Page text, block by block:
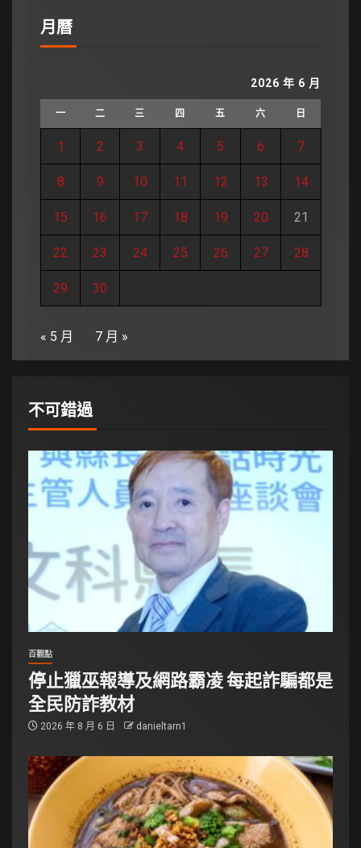
月曆
2026 年 6 月
一 二 三 四 五 六 日
1 2 3 4 5 6 7
8 9 10 11 12 13 14
15 16 17 18 19 20 21
22 23 24 25 26 27 28
29 30
« 5 月 7 月 »
不可錯過
百觀點
停止獵巫報導及網路霸凌 每起詐騙都是
全民防詐教材
2026 年 8 月 6 日 danieltarn1